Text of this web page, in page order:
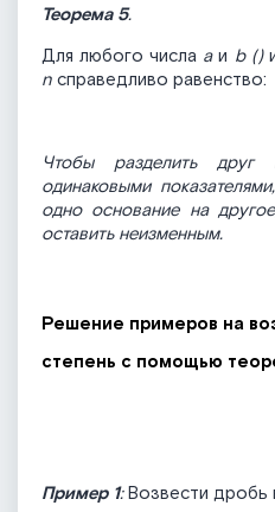
Теорема 5.
Для любого числа аи b ()
n справедливо равенство:
Чтобы разделить
одинаковыми
одно основание на
оставить неизменным.
Решение примеров на
степень с помощью
Пример 1:Возвести дробь